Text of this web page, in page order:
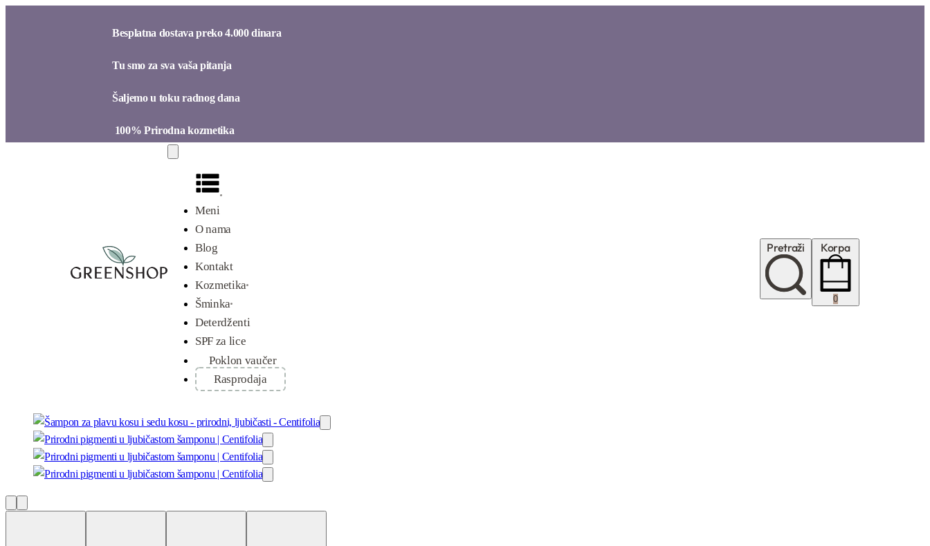
Besplatna dostava preko 4.000 dinara​
Tu smo za sva vaša pitanja​
Šaljemo u toku radnog dana​
100% Prirodna kozmetika​
Meni
O nama
Blog
Kontakt
Kozmetika
Šminka
Deterdženti
SPF za lice
Poklon vaučer
Rasprodaja
Pretraži Korpa
0